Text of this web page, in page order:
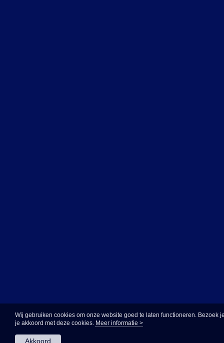
Wij gebruiken cookies om onze website goed te laten functioneren. Bezoek
je akkoord met deze cookies. Meer informatie >
Akkoord